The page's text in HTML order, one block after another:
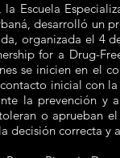
Escuela
desarrolló un
organizada el 4
for a Drug-
se inicien en el
inicial con
la prevención y
o aprueban
decisión correcta y